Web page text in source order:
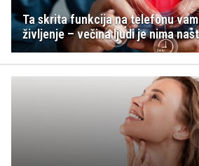
Ta skrita funkcija na telefonu
življenje – večina ljudi je nima